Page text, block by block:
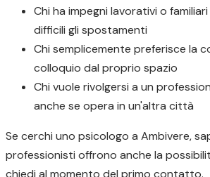
Chi ha impegni lavorativi o
difficili gli spostamenti
Chi semplicemente preferisce la
colloquio dal proprio spazio
Chi vuole rivolgersi a un
anche se opera in un'altra città
Se cerchi uno psicologo a Ambivere,
professionisti offrono anche la
chiedi al momento del primo contatto.